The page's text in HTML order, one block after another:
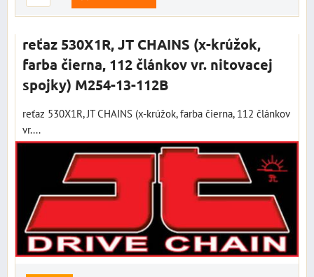
reťaz 530X1R, JT CHAINS (x-krúžok,
farba čierna, 112 článkov vr. nitovacej
spojky) M254-13-112B
reťaz 530X1R, JT CHAINS (x-krúžok, farba čierna, 112 článkov
vr....